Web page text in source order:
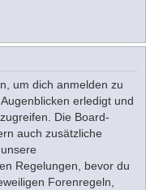
um dich anmelden zu
erledigt und
Die Board-
auch zusätzliche
Regelungen, bevor du
Forenregeln,